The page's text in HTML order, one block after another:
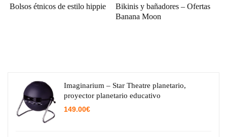
Bolsos étnicos de estilo hippie
Bikinis y bañadores – Ofertas
Banana Moon
Imaginarium – Star Theatre planetario,
proyector planetario educativo
149.00€